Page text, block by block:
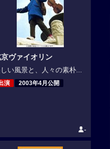
ヴァイオリン
い風景と、人々の素朴...
演 2003年4月公開
-